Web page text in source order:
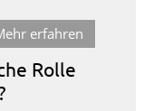
erfahren
Rolle